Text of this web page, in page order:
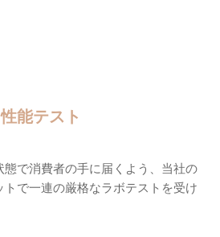
能テスト
で消費者の手に届くよう、当社の
で一連の厳格なラボテストを受け